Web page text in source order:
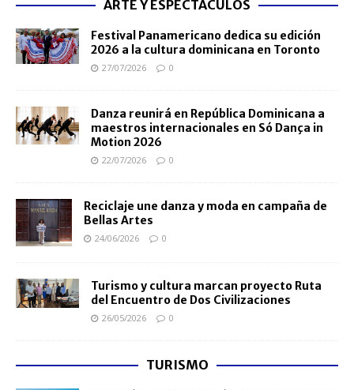
ARTE Y ESPECTÁCULOS
Festival Panamericano dedica su edición
2026 a la cultura dominicana en Toronto
27/07/2026 0
Danza reunirá en República Dominicana a
maestros internacionales en Só Dança in
Motion 2026
22/07/2026 0
Reciclaje une danza y moda en campaña de
Bellas Artes
24/06/2026 0
Turismo y cultura marcan proyecto Ruta
del Encuentro de Dos Civilizaciones
26/05/2026 0
TURISMO